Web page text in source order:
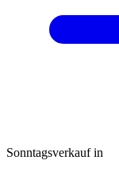
Sonntagsverkauf in